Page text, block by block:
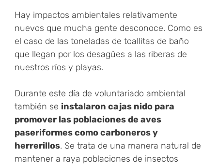
Hay impactos ambientales relativamente
nuevos que mucha gente desconoce. Como es
el caso de las toneladas de toallitas de baño
que llegan por los desagües a las riberas de
nuestros ríos y playas.
Durante este día de voluntariado ambiental
también se instalaron cajas nido para
promover las poblaciones de aves
paseriformes como carboneros y
herrerillos. Se trata de una manera natural de
mantener a raya poblaciones de insectos